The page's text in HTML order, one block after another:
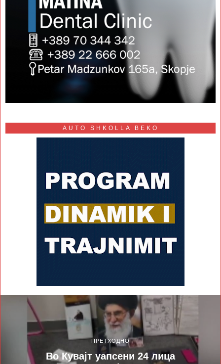
AUTO SHKOLLA BEKO
ПРЕТХОДНО
Во Кувајт уапсени 24 лица